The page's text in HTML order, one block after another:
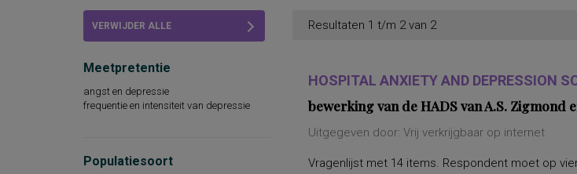
VERWIJDER ALLE
Meetpretentie
angst en depressie
frequentie en intensiteit van depressie
Populatiesoort
Resultaten 1 t/m 2 van 2
HOSPITAL ANXIETY AND DEPRESSION
bewerking van de HADS van A.S. Zigmond
Uitgegeven door: Vrij verkrijgbaar op internet
Vragenlijst met 14 items. Respondent moet op